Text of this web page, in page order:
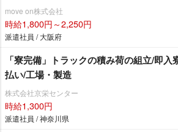
move on株式会社
時給1,800円～2,250円
派遣社員 / 大阪府
「寮完備」トラックの積み荷の組立/即入
払い/工場・製造
株式会社京栄センター
時給1,300円
派遣社員 / 神奈川県